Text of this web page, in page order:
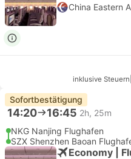
China Eastern
inklusive Steuern
Sofortbestätigung
14:20 16:45 2h, 25m
NKG Nanjing Flughafen
SZX Shenzhen Baoan
Economy |